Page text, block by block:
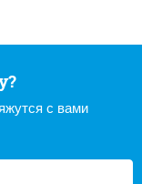
с вами